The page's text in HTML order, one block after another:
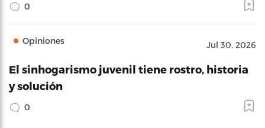
0
Opiniones Jul 30, 2026
El sinhogarismo juvenil tiene rostro, historia
y solución
0